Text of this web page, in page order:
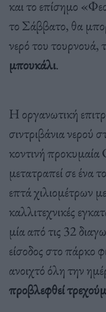
και το επίσημο
το Σάββατο, θα
νερό του τουρνουά,
μπουκάλι.
Η οργανωτική
σιντριβάνια νερού
κοντινή προκυμαία
μετατραπεί σε ένα
επτά χιλιομέτρων
καλλιτεχνικές
μία από τις 32
είσοδος στο πάρκο
ανοιχτό όλη την
προβλεφθεί